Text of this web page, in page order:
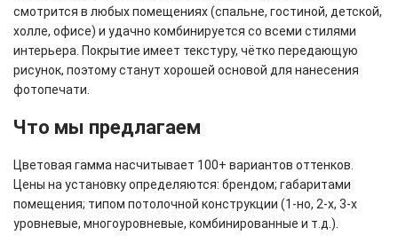
смотрится в любых помещениях (спальне, гостиной, детской,
холле, офисе) и удачно комбинируется со всеми стилями
интерьера. Покрытие имеет текстуру, чётко передающую
рисунок, поэтому станут хорошей основой для нанесения
фотопечати.
Что мы предлагаем
Цветовая гамма насчитывает 100+ вариантов оттенков.
Цены на установку определяются: брендом; габаритами
помещения; типом потолочной конструкции (1-но, 2-х, 3-х
уровневые, многоуровневые, комбинированные и т.д.).